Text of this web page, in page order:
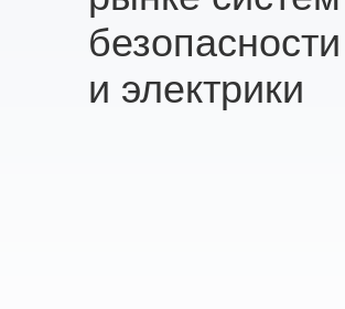
безопасности
и электрики